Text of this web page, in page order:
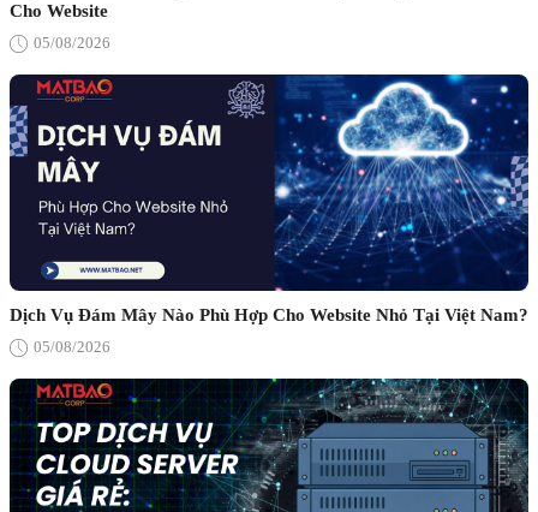
Cho Website
05/08/2026
Dịch Vụ Đám Mây Nào Phù Hợp Cho Website Nhỏ Tại Việt Nam?
05/08/2026